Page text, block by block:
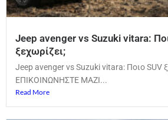
Jeep avenger vs Suzuki vitara:
ξεχωρίζει;
Jeep avenger vs Suzuki vitara: Ποιο SUV
ΕΠΙΚΟΙΝΩΝΗΣΤΕ ΜΑΖΙ...
Read More